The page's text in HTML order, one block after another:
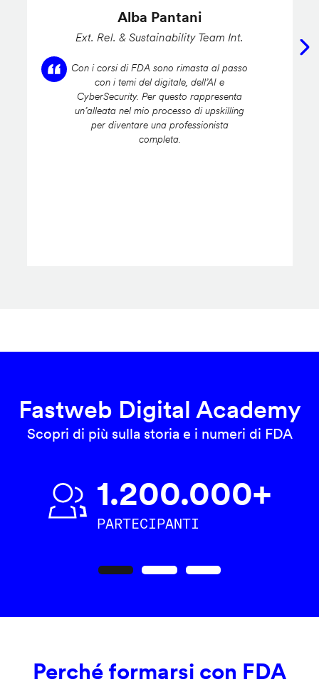
Alba Pantani
Ext. Rel. & Sustainability Team Int.
Con i corsi di FDA sono rimasta al passo
con i temi del digitale, dell’AI e
CyberSecurity. Per questo rappresenta
un’alleata nel mio processo di upskilling
per diventare una professionista
completa.
Fastweb Digital Academy
Scopri di più sulla storia e i numeri di FDA
1.200.000+
PARTECIPANTI
Perché formarsi con FDA